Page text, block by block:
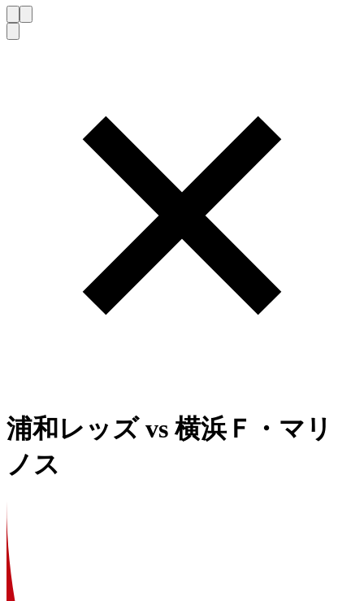
浦和レッズvs横浜Ｆ・マリ
ノス